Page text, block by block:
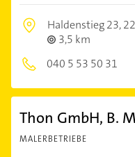
Haldenstieg 23,
3,5 km
040 5 53 50 31
Thon GmbH, B.
MALERBETRIEBE